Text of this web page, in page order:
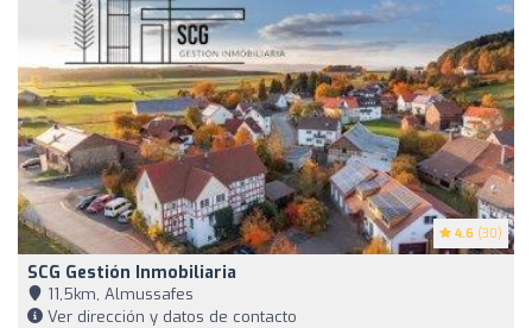
4.6 (30)
SCG Gestión Inmobiliaria
11,5km, Almussafes
Ver dirección y datos de contacto